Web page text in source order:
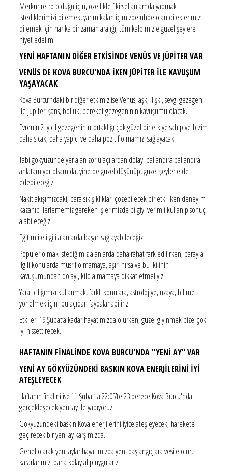
Merkür retro olduğu için, özellikle fikirsel anlamda yapmak
istediklerimizi dilemek, yarım kalan içimizde uhde olan dileklerimiz
dilemek için harika bir zaman aralığı, tüm kalbimizle güzel şeylere
niyet edelim.
YENİ HAFTANIN DİĞER ETKİSİNDE VENÜS VE JÜPİTER VAR
VENÜS DE KOVA BURCU'NDA İKEN JÜPİTER İLE KAVUŞUM
YAŞAYACAK
Kova Burcu’ndaki bir diğer etkimiz ise Venüs; aşk, ilişki, sevgi gezegeni
ile Jüpiter; şans, bolluk, bereket gezegeninin kavuşumu olacak.
Evrenin 2 iyicil gezegeninin ortaklığı çok güzel bir etkiye sahip ve bizim
daha sıcak, daha yapıcı ve daha pozitif olmamızı sağlayacak.
Tabi gökyüzünde yer alan zorlu açılardan dolayı ballandıra ballandıra
anlatamıyor olsam da, yine de güzel düşünüp, güzel şeyler elde
edebileceğiz.
Nakit akışımızdaki, para sıkışıklıkları çözebilecek bir etki iken deneyim
kazanıp ilerlememiz gereken işlerimizde bilgiyi verimli kullanıp sonuç
alabileceğiz.
Eğitim ile ilgili alanlarda başarı sağlayabileceğiz.
Popüler olmak istediğimiz alanlarda daha rahat fark edilirken, parayla
ilgili konularda müsrif olmamaya, aşırı hırsa ve bu ikilinin
kavuşumundan dolayı, kilo almamaya dikkat etmeliyiz.
Yaratıcılığımızı kullanmak, farklı konulara, astrolojiye, uzaya, bilime
yönelmek için bu açıdan faydalanabiliriz.
Etkileri 19 Şubat’a kadar hayatımızda olurken, güzel giyinmek bize çok
iyi hissettirecek.
HAFTANIN FİNALİNDE KOVA BURCU'NDA "YENİ AY" VAR
YENİ AY GÖKYÜZÜNDEKİ BASKIN KOVA ENERJİLERİNİ İYİ
ATEŞLEYECEK
Haftanın finalini ise 11 Şubat’ta 22:05’te 23 derece Kova Burcu'nda
gerçekleşecek yeni ay ile yapıyoruz.
Gökyüzündeki baskın Kova enerjilerini iyice ateşleyecek, harekete
geçirecek bir yeni ay karşımızda.
Genel olarak yeni aylar hayatımızda yeni başlangıçlara vesile olur,
kararlarımızı daha kolay alıp uygularız.